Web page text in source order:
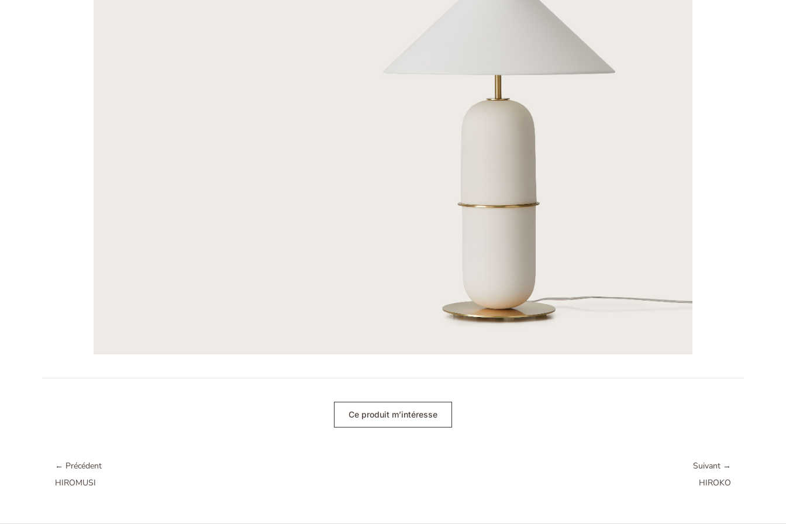
Ce produit m’intéresse
← Précédent
HIROMUSI
Suivant →
HIROKO